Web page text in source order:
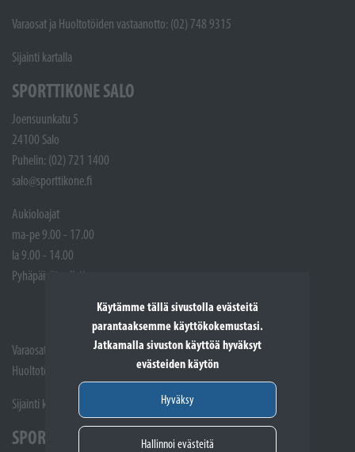
Käytämme tällä sivustolla evästeitä
parantaaksemme käyttökokemustasi.
Jatkamalla sivuston käyttöä hyväksyt
evästeiden käytön
Hyväksy
Hallinnoi evästeitä
Varaosat ja Huoltotöiden vastaanotto: (02) 748 9315
Sijainti kartalla
SPORTTIKONE SALO
Joensuunkatu 5
24100 Salo
Puhelin: (02) 721 1400
salo@sporttikone.fi
Aukioloajat
ma-pe 9.00 - 17.00
la 9.00 - 14.00
Pyhäpäivät suljettuna
Varaosat: (02) 721 1407
Huoltotöiden vastaanotto: 02 7211405
Sijainti kartalla
SPORTTIKONE KAARINA